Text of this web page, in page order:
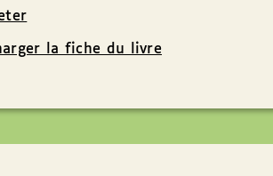
la fiche du livre